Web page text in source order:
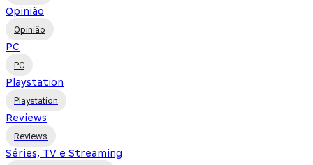
Opinião
Opinião
PC
PC
Playstation
Playstation
Reviews
Reviews
Séries, TV e Streaming